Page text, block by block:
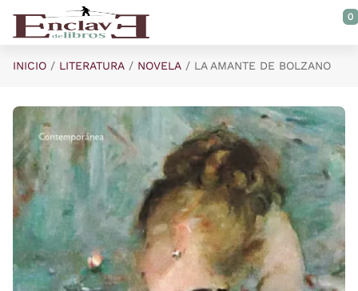
Saltar al contenido principal
0
INICIO LITERATURA NOVELA LA AMANTE DE BOLZANO